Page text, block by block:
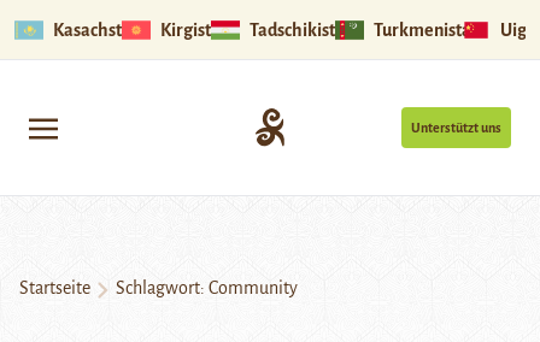
Kasachstan Kirgistan Tadschikistan Turkmenistan
Unterstützt uns
Startseite Schlagwort: Community